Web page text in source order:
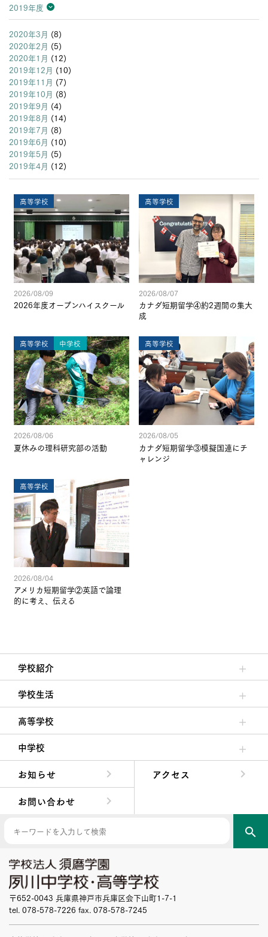
2019年度
2026年度
2025年度
2024年度
2023年度
2022年度
2021年度
2020年度
2019年度
2018年度
2017年度
2016年度
2015年度
2014年度
2013年度
2020年3月 (8)
2020年2月 (5)
2020年1月 (12)
2019年12月 (10)
2019年11月 (7)
2019年10月 (8)
2019年9月 (4)
2019年8月 (14)
2019年7月 (8)
2019年6月 (10)
2019年5月 (5)
2019年4月 (12)
高等学校
2026/08/09
2026年度オープンハイスクール
高等学校
2026/08/07
カナダ短期留学④約2週間の集大
成
高等学校 中学校
2026/08/06
夏休みの理科研究部の活動
高等学校
2026/08/05
カナダ短期留学③模擬国連にチ
ャレンジ
高等学校
2026/08/04
アメリカ短期留学②英語で論理
的に考え、伝える
学校紹介
理事長/学園長メッセージ
安心して任せられる学校
沿革
施設・設備
大学合格実績
学校生活
クラブ活動・生徒会活動
夙川ブログ
制服紹介
夙川カレンダー
高等学校
高校校長からの挨拶
高校の教育方針／特色
特進コース／進学コース
年間行事
先輩たちの声・生徒たちの声
中学校
中学校長からの挨拶
中学校の教育方針／特色
Aコース／Bコース
年間行事
先輩たちの声・生徒たちの声
お知らせ
アクセス
お問い合わせ
search
〒652-0043 兵庫県神戸市兵庫区会下山町1-7-1
tel. 078-578-7226 fax. 078-578-7245